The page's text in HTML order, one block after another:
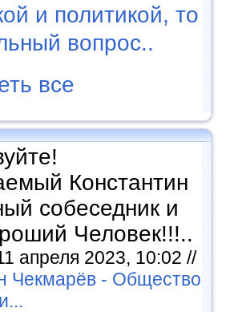
и политикой, то
вопрос..
все
Константин
собеседник и
Человек!!!..
апреля 2023, 10:02 //
Чекмарёв - Общество